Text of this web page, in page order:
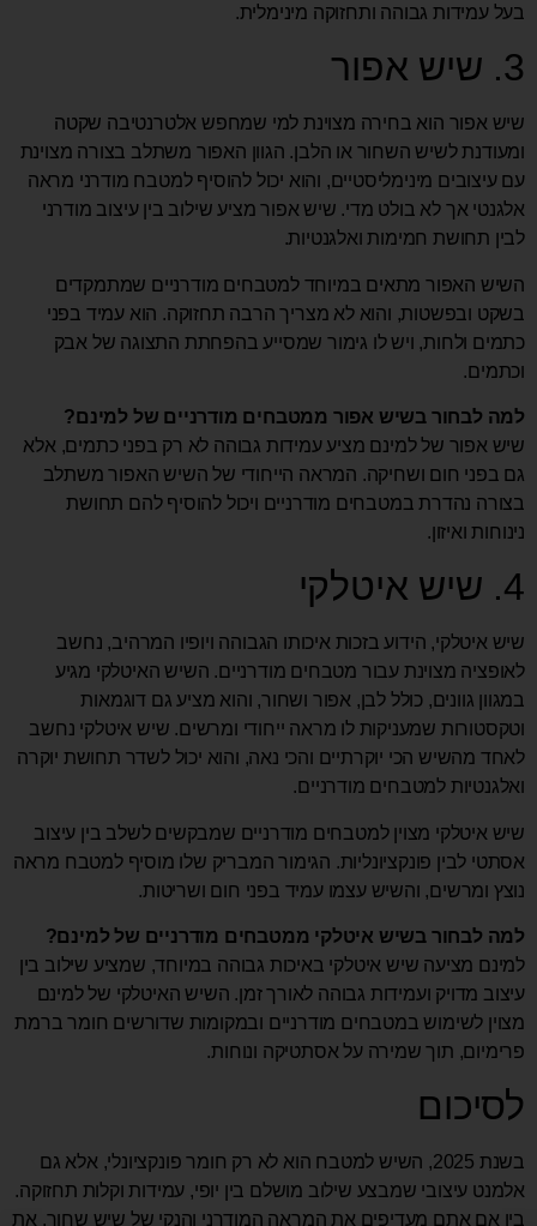
בעל עמידות גבוהה ותחזוקה מינימלית.
3. שיש אפור
שיש אפור הוא בחירה מצוינת למי שמחפש אלטרנטיבה שקטה
ומעודנת לשיש השחור או הלבן. הגוון האפור משתלב בצורה מצוינת
עם עיצובים מינימליסטיים, והוא יכול להוסיף למטבח מודרני מראה
אלגנטי אך לא בולט מדי. שיש אפור מציע שילוב בין עיצוב מודרני
לבין תחושת חמימות ואלגנטיות.
השיש האפור מתאים במיוחד למטבחים מודרניים שמתמקדים
בשקט ובפשטות, והוא לא מצריך הרבה תחזוקה. הוא עמיד בפני
כתמים ולחות, ויש לו גימור שמסייע בהפחתת התצוגה של אבק
וכתמים.
למה לבחור בשיש אפור ממטבחים מודרניים של למינם?
שיש אפור של למינם מציע עמידות גבוהה לא רק בפני כתמים, אלא
גם בפני חום ושחיקה. המראה הייחודי של השיש האפור משתלב
בצורה נהדרת במטבחים מודרניים ויכול להוסיף להם תחושת
נינוחות ואיזון.
4. שיש איטלקי
שיש איטלקי, הידוע בזכות איכותו הגבוהה ויופיו המרהיב, נחשב
לאופציה מצוינת עבור מטבחים מודרניים. השיש האיטלקי מגיע
במגוון גוונים, כולל לבן, אפור ושחור, והוא מציע גם דוגמאות
וטקסטורות שמעניקות לו מראה ייחודי ומרשים. שיש איטלקי נחשב
לאחד מהשיש הכי יוקרתיים והכי נאה, והוא יכול לשדר תחושת יוקרה
ואלגנטיות למטבחים מודרניים.
שיש איטלקי מצוין למטבחים מודרניים שמבקשים לשלב בין עיצוב
אסתטי לבין פונקציונליות. הגימור המבריק שלו מוסיף למטבח מראה
נוצץ ומרשים, והשיש עצמו עמיד בפני חום ושריטות.
למה לבחור בשיש איטלקי ממטבחים מודרניים של למינם?
למינם מציעה שיש איטלקי באיכות גבוהה במיוחד, שמציע שילוב בין
עיצוב מדויק ועמידות גבוהה לאורך זמן. השיש האיטלקי של למינם
מצוין לשימוש במטבחים מודרניים ובמקומות שדורשים חומר ברמת
פרימיום, תוך שמירה על אסתטיקה ונוחות.
לסיכום
בשנת 2025, השיש למטבח הוא לא רק חומר פונקציונלי, אלא גם
אלמנט עיצובי שמבצע שילוב מושלם בין יופי, עמידות וקלות תחזוקה.
בין אם אתם מעדיפים את המראה המודרני והנקי של שיש שחור, את